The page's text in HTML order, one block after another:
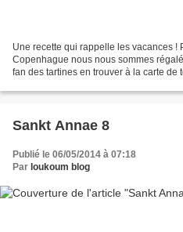
Une recette qui rappelle les vacances !
Copenhague nous nous sommes
fan des tartines en trouver à la carte de
Sankt Annae 8
Publié le 06/05/2014 à 07:18
Par loukoum blog